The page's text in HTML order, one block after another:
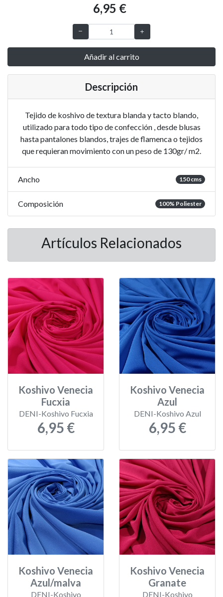
6,95 €
Añadir al carrito
Descripción
Tejido de koshivo de textura blanda y tacto blando,
utilizado para todo tipo de confección , desde blusas
hasta pantalones blandos, trajes de flamenca o tejidos
que requieran movimiento con un peso de 130gr/ m2.
Ancho 150 cms
Composición 100% Poliester
Artículos Relacionados
Koshivo Venecia
Fucxia
DENI-Koshivo Fucxia
6,95 €
Koshivo Venecia
Azul
DENI-Koshivo Azul
6,95 €
Koshivo Venecia
Azul/malva
DENI-Koshivo
Koshivo Venecia
Granate
DENI-Koshivo